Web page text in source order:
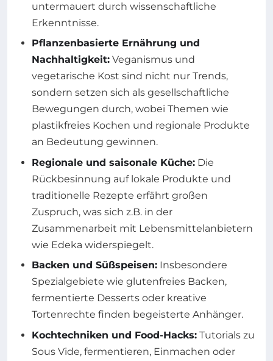
untermauert durch wissenschaftliche
Erkenntnisse.
Pflanzenbasierte Ernährung und
Nachhaltigkeit: Veganismus und
vegetarische Kost sind nicht nur Trends,
sondern setzen sich als gesellschaftliche
Bewegungen durch, wobei Themen wie
plastikfreies Kochen und regionale Produkte
an Bedeutung gewinnen.
Regionale und saisonale Küche: Die
Rückbesinnung auf lokale Produkte und
traditionelle Rezepte erfährt großen
Zuspruch, was sich z.B. in der
Zusammenarbeit mit Lebensmittelanbietern
wie Edeka widerspiegelt.
Backen und Süßspeisen: Insbesondere
Spezialgebiete wie glutenfreies Backen,
fermentierte Desserts oder kreative
Tortenrechte finden begeisterte Anhänger.
Kochtechniken und Food-Hacks: Tutorials zu
Sous Vide, fermentieren, Einmachen oder